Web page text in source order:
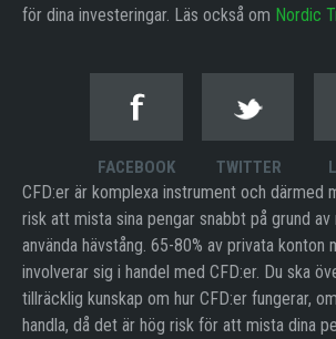
för dina investeringar. Läs också om Nordic
FACEBOOK TWITTER
CFD:er är komplexa instrument och därmed
risk att mista sina pengar snabbt på grund
använda hävstång. 65-80% av privata konton
involverar sig i handel med CFD:er. Du ska
tillräcklig kunskap om hur CFD:er fungerar,
handla, då det är hög risk för att mista dina